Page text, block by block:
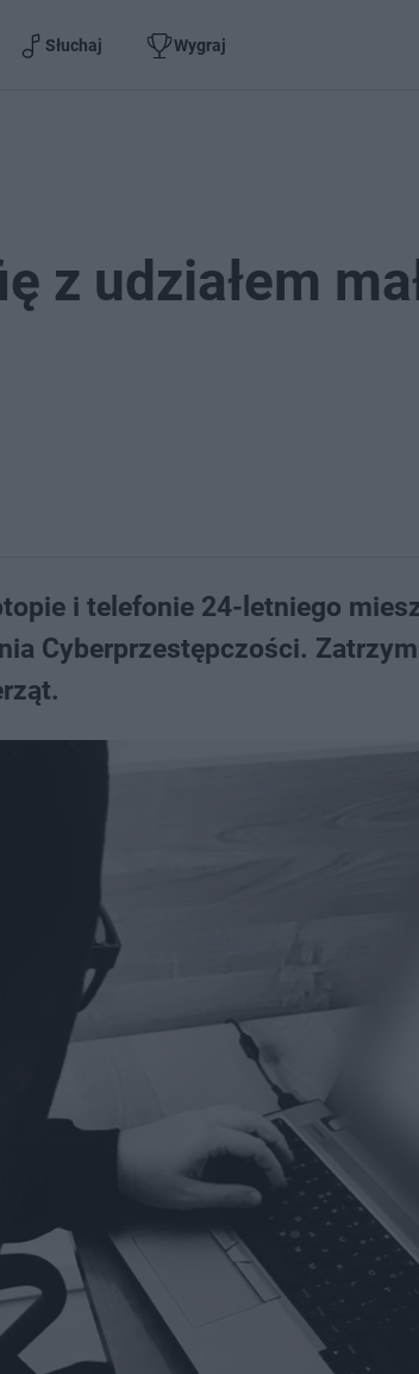
Słuchaj Wygraj
z udziałem
i telefonie 24-letniego
Cyberprzestępczości.